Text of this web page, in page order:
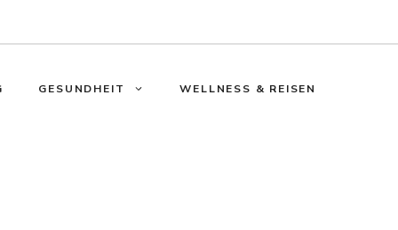
GESUNDHEIT WELLNESS & REISEN